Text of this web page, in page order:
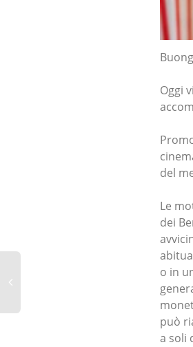
Oggi
del
Le
dei
o in
può
a soli